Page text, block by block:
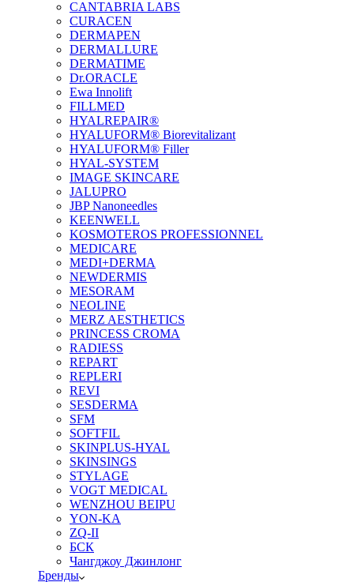
CANTABRIA LABS
CURACEN
DERMAPEN
DERMALLURE
DERMATIME
Dr.ORACLE
Ewa Innolift
FILLMED
НYALREPAIR®
HYALUFORM® Biorevitalizant
HYALUFORM® Filler
HYAL-SYSTEM
IMAGE SKINCARE
JALUPRO
JBP Nanoneedles
KEENWELL
KOSMOTEROS PROFESSIONNEL
MEDICARE
MEDI+DERMA
NEWDERMIS
MESORAM
NEOLINE
MERZ AESTHETICS
PRINCESS CROMA
RADIESS
REPART
REPLERI
REVI
SESDERMA
SFM
SOFTFIL
SKINPLUS-HYAL
SKINSINGS
STYLAGE
VOGT MEDICAL
WENZHOU BEIPU
YON-KA
ZQ-II
БСК
Чангджоу Джинлонг
Бренды